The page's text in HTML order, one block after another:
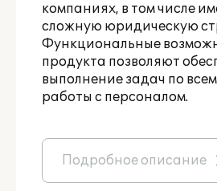
компаниях, в том числе
сложную юридическую
Функциональные
продукта позволяют
выполнение задач по
работы с персоналом.
Подробное описание